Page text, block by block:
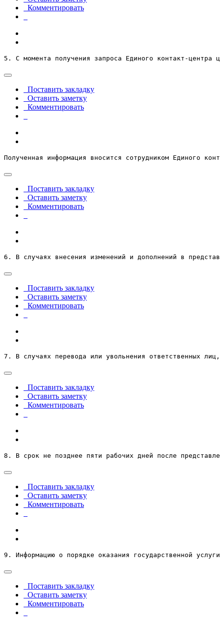
Комментировать
5. С момента получения запроса Единого контакт-центра
Поставить закладку
Оставить заметку
Комментировать
Полученная информация вносится сотрудником Единого
Поставить закладку
Оставить заметку
Комментировать
6. В случаях внесения изменений и дополнений в
Поставить закладку
Оставить заметку
Комментировать
7. В случаях перевода или увольнения ответственных
Поставить закладку
Оставить заметку
Комментировать
8. В срок не позднее пяти рабочих дней после
Поставить закладку
Оставить заметку
Комментировать
9. Информацию о порядке оказания государственной
Поставить закладку
Оставить заметку
Комментировать